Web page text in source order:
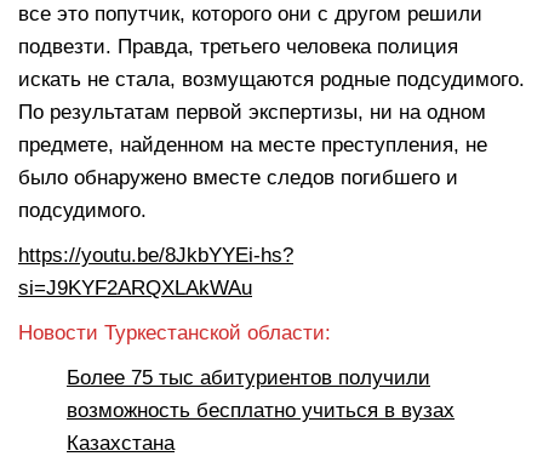
все это попутчик, которого они с другом решили
подвезти. Правда, третьего человека полиция
искать не стала, возмущаются родные подсудимого.
По результатам первой экспертизы, ни на одном
предмете, найденном на месте преступления, не
было обнаружено вместе следов погибшего и
подсудимого.
https://youtu.be/8JkbYYEi-hs?
si=J9KYF2ARQXLAkWAu
Новости Туркестанской области:
Более 75 тыс абитуриентов получили
возможность бесплатно учиться в вузах
Казахстана